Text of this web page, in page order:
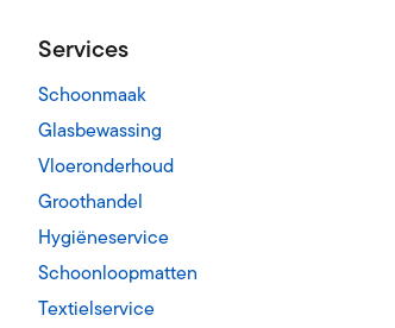
wisseling met vaste frequentie
en linnengoed
met vaste frequentie
Services
Schoonmaak
Glasbewassing
Vloeronderhoud
Groothandel
Hygiëneservice
Schoonloopmatten
Textielservice